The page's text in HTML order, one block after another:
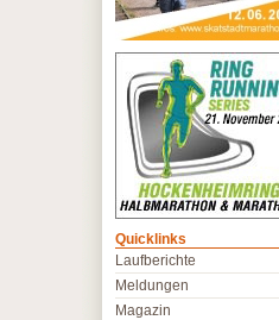
Quicklinks
Laufberichte
Meldungen
Magazin